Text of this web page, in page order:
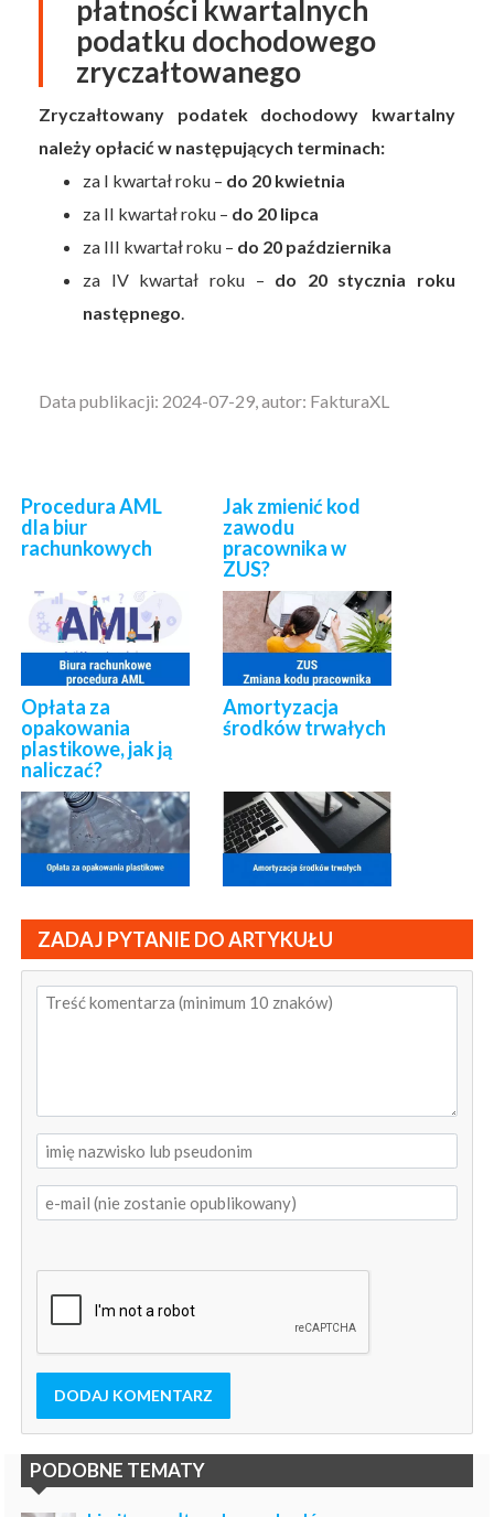
płatności kwartalnych
podatku dochodowego
zryczałtowanego
Zryczałtowany podatek dochodowy kwartalny
należy opłacić w następujących terminach:
za I kwartał roku – do 20 kwietnia
za II kwartał roku – do 20 lipca
za III kwartał roku – do 20 października
za IV kwartał roku – do 20 stycznia roku
następnego
Data publikacji: 2024-07-29, autor: FakturaXL
Procedura AML
dla biur
rachunkowych
Jak zmienić kod
zawodu
pracownika w
ZUS?
Opłata za
opakowania
plastikowe, jak ją
naliczać?
Amortyzacja
środków trwałych
ZADAJ PYTANIE DO ARTYKUŁU
DODAJ KOMENTARZ
PODOBNE TEMATY